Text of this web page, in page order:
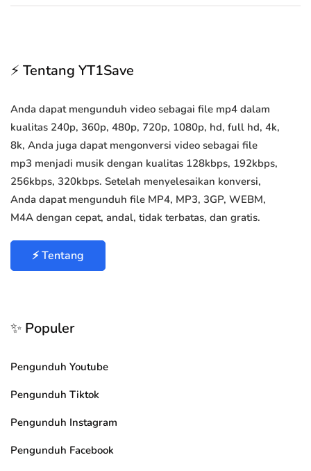
⚡ Tentang YT1Save
Anda dapat mengunduh video sebagai file mp4 dalam
kualitas 240p, 360p, 480p, 720p, 1080p, hd, full hd, 4k,
8k, Anda juga dapat mengonversi video sebagai file
mp3 menjadi musik dengan kualitas 128kbps, 192kbps,
256kbps, 320kbps. Setelah menyelesaikan konversi,
Anda dapat mengunduh file MP4, MP3, 3GP, WEBM,
M4A dengan cepat, andal, tidak terbatas, dan gratis.
⚡ Tentang
✨ Populer
Pengunduh Youtube
Pengunduh Tiktok
Pengunduh Instagram
Pengunduh Facebook